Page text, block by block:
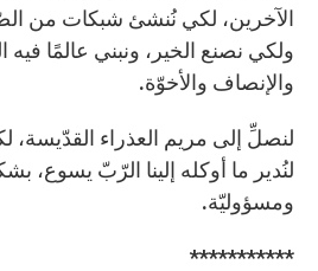
الآخرين، لكي نُنشئ شبكات من
ولكي نصنع الخير، ونبني عالمًا فيه
والإنصاف والأخوّة.
لنصلِّ إلى مريم العذراء القدّيسة،
لنُدير ما أوكله إلينا الرّبّ
ومسؤوليّة.
***********